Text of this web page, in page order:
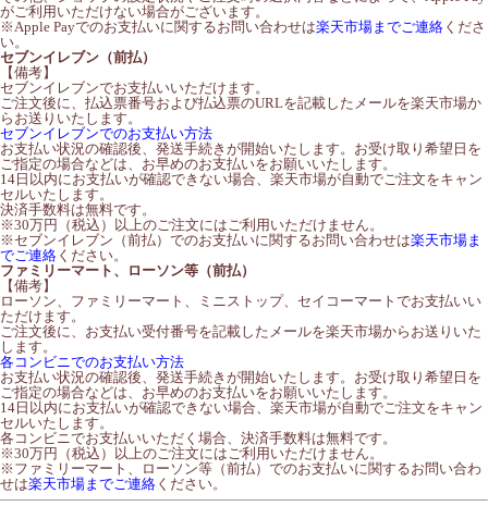
がご利用いただけない場合がございます。
※Apple Payでのお支払いに関するお問い合わせは楽天市場までご連絡 くださ
い。
セブンイレブン（前払）
【備考】
セブンイレブンでお支払いいただけます。
ご注文後に、払込票番号および払込票のURLを記載したメールを楽天市場か
らお送りいたします。
セブンイレブンでのお支払い方法
お支払い状況の確認後、発送手続きが開始いたします。お受け取り希望日を
ご指定の場合などは、お早めのお支払いをお願いいたします。
14日以内にお支払いが確認できない場合、楽天市場が自動でご注文をキャン
セルいたします。
決済手数料は無料です。
※30万円（税込）以上のご注文にはご利用いただけません。
※セブンイレブン（前払）でのお支払いに関するお問い合わせは楽天市場ま
でご連絡 ください。
ファミリーマート、ローソン等（前払）
【備考】
ローソン、ファミリーマート、ミニストップ、セイコーマートでお支払いい
ただけます。
ご注文後に、お支払い受付番号を記載したメールを楽天市場からお送りいた
します。
各コンビニでのお支払い方法
お支払い状況の確認後、発送手続きが開始いたします。お受け取り希望日を
ご指定の場合などは、お早めのお支払いをお願いいたします。
14日以内にお支払いが確認できない場合、楽天市場が自動でご注文をキャン
セルいたします。
各コンビニでお支払いいただく場合、決済手数料は無料です。
※30万円（税込）以上のご注文にはご利用いただけません。
※ファミリーマート、ローソン等（前払）でのお支払いに関するお問い合わ
せは楽天市場までご連絡 ください。